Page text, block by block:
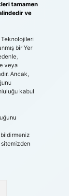
tamamen
ve
Teknolojileri
bir Yer
veya
Ancak,
kabul